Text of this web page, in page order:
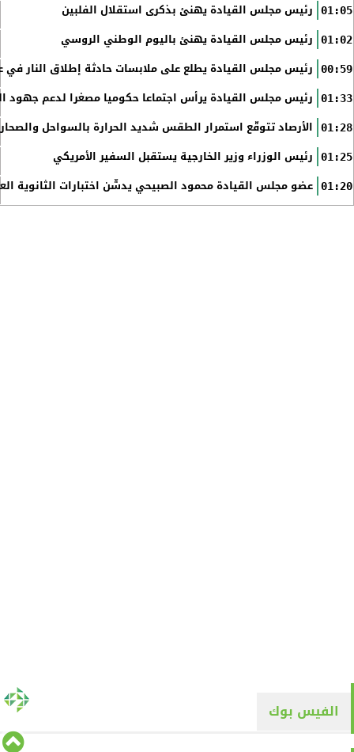
01:05 رئيس مجلس القيادة يهنئ بذكرى استقلال الفلبين
01:02 رئيس مجلس القيادة يهنئ باليوم الوطني الروسي
00:59 رئيس مجلس القيادة يطلع على ملابسات حادثة إطلاق النار في
01:33 رئيس مجلس القيادة يرأس اجتماعا حكوميا مصغرا لدعم جهود
01:28 الأرصاد تتوقّع استمرار الطقس شديد الحرارة بالسواحل
01:25 رئيس الوزراء وزير الخارجية يستقبل السفير الأمريكي
01:20 عضو مجلس القيادة محمود الصبيحي يدشّن اختبارات الثانوية
الفيس بوك